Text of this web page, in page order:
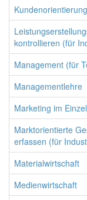
kontrollieren (für
Management (für
Managementlehre
Marketing im
Marktorientierte
erfassen (für
Materialwirtschaft
Medienwirtschaft